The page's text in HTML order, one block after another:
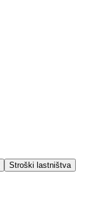
Stroški lastništva